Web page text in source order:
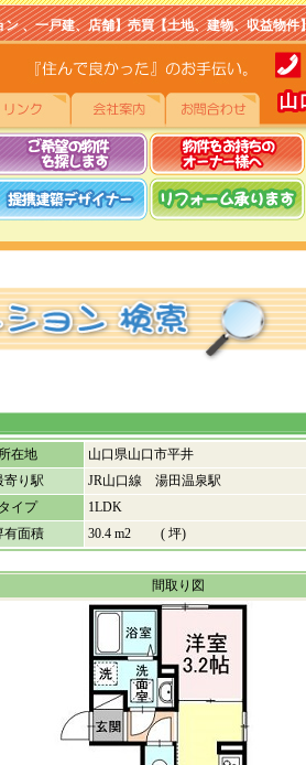
戸建、店舗】売買【土地、建物、収益物件
所在地
山口県山口市平井
寄り駅
JR山口線 湯田温泉駅
タイプ
1LDK
有面積
30.4 m2 ( 坪)
間取り図